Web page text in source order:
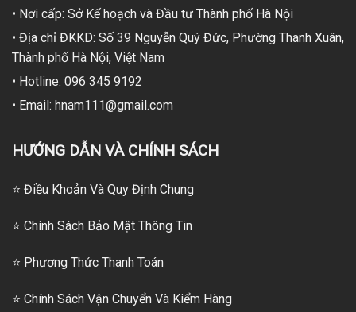
• Nơi cấp: Sở Kế hoạch và Đầu tư Thành phố Hà Nội
• Địa chỉ ĐKKD: Số 39 Nguyễn Quý Đức, Phường Thanh Xuân,
Thành phố Hà Nội, Việt Nam
• Hotline: 096 345 9192
• Email: hnam111@gmail.com
HƯỚNG DẪN VÀ CHÍNH SÁCH
⭐ Điều Khoản Và Quy Định Chung
⭐ Chính Sách Bảo Mật Thông Tin
⭐ Phương Thức Thanh Toán
⭐ Chính Sách Vận Chuyển Và Kiểm Hàng